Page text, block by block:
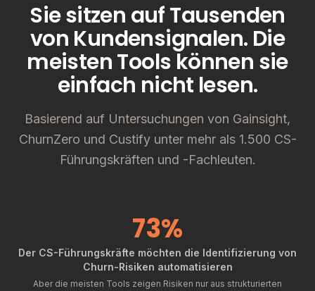
Sie sitzen auf Tausenden
von Kundensignalen. Die
meisten Tools können sie
einfach nicht lesen.
Basierend auf Untersuchungen von Gainsight,
ChurnZero und Custify unter mehr als 1.500 CS-
Führungskräften und -Fachleuten.
73%
Der CS-Führungskräfte möchten die Identifizierung von
Churn-Risiken automatisieren
Aber die meisten Tools zeigen Risiken nur aus strukturierten